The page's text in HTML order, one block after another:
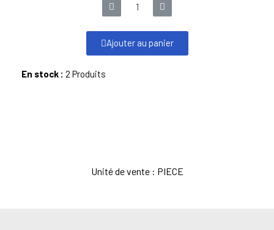
Ajouter au panier
En stock : 2 Produits
Unité de vente : PIECE